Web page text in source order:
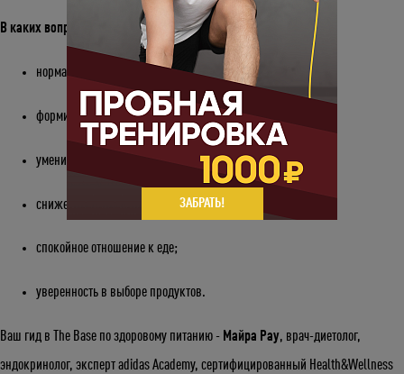
В каких вопросах может быть полезен диетолог?
нормализация пищевого поведения;
формирование здоровых пищевых привычек;
умение отличать физический голод от эмоционального;
снижение веса;
спокойное отношение к еде;
уверенность в выборе продуктов.
Ваш гид в The Base по здоровому питанию - Майра Рау, врач-диетолог,
эндокринолог, эксперт adidas Academy, сертифицированный Health&Wellness
ЗАБРАТЬ!